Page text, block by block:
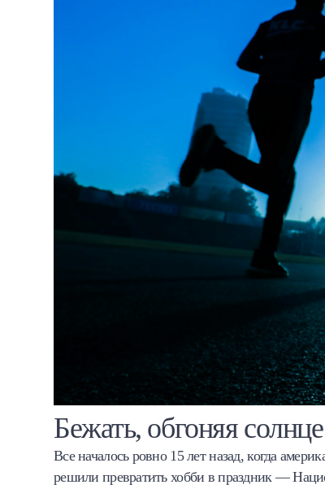
Продукты для Бизнеса
Бежать, обгоняя солнце
Все началось ровно 15 лет назад, когда
решили превратить хобби в праздник —